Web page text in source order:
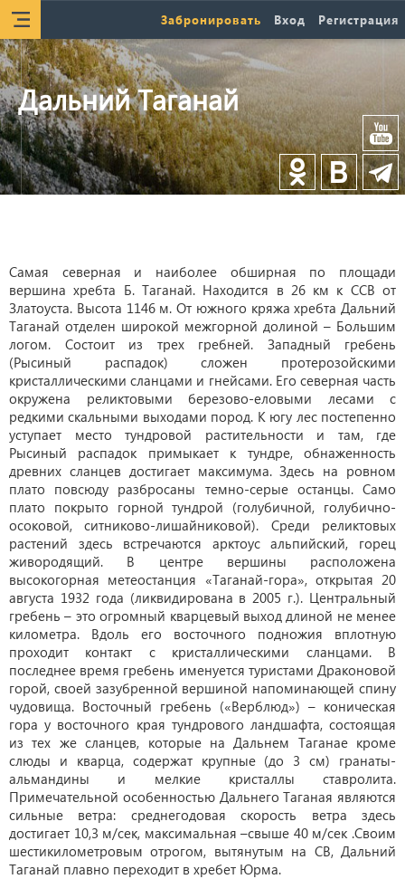
Забронировать Вход Регистрация
Дальний Таганай
Самая северная и наиболее обширная по площади
вершина хребта Б. Таганай. Находится в 26 км к ССВ от
Златоуста. Высота 1146 м. От южного кряжа хребта Дальний
Таганай отделен широкой межгорной долиной – Большим
логом. Состоит из трех гребней. Западный гребень
(Рысиный распадок) сложен протерозойскими
кристаллическими сланцами и гнейсами. Его северная часть
окружена реликтовыми березово-еловыми лесами с
редкими скальными выходами пород. К югу лес постепенно
уступает место тундровой растительности и там, где
Рысиный распадок примыкает к тундре, обнаженность
древних сланцев достигает максимума. Здесь на ровном
плато повсюду разбросаны темно-серые останцы. Само
плато покрыто горной тундрой (голубичной, голубично-
осоковой, ситниково-лишайниковой). Среди реликтовых
растений здесь встречаются арктоус альпийский, горец
живородящий. В центре вершины расположена
высокогорная метеостанция «Таганай-гора», открытая 20
августа 1932 года (ликвидирована в 2005 г.). Центральный
гребень – это огромный кварцевый выход длиной не менее
километра. Вдоль его восточного подножия вплотную
проходит контакт с кристаллическими сланцами. В
последнее время гребень именуется туристами Драконовой
горой, своей зазубренной вершиной напоминающей спину
чудовища. Восточный гребень («Верблюд») – коническая
гора у восточного края тундрового ландшафта, состоящая
из тех же сланцев, которые на Дальнем Таганае кроме
слюды и кварца, содержат крупные (до 3 см) гранаты-
альмандины и мелкие кристаллы ставролита.
Примечательной особенностью Дальнего Таганая являются
сильные ветра: среднегодовая скорость ветра здесь
достигает 10,3 м/сек, максимальная –свыше 40 м/сек .Своим
шестикилометровым отрогом, вытянутым на СВ, Дальний
Таганай плавно переходит в хребет Юрма.